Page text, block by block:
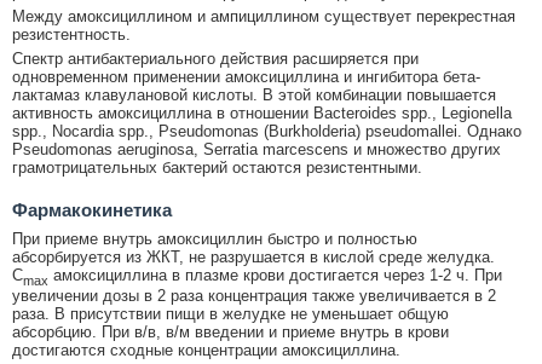
Между амоксициллином и ампициллином существует перекрестная
резистентность.
Спектр антибактериального действия расширяется при
одновременном применении амоксициллина и ингибитора бета-
лактамаз клавулановой кислоты. В этой комбинации повышается
активность амоксициллина в отношении Bacteroides spp., Legionella
spp., Nocardia spp., Pseudomonas (Burkholderia) pseudomallei. Однако
Pseudomonas aeruginosa, Serratia marcescens и множество других
грамотрицательных бактерий остаются резистентными.
Фармакокинетика
При приеме внутрь амоксициллин быстро и полностью
абсорбируется из ЖКТ, не разрушается в кислой среде желудка.
Cmax амоксициллина в плазме крови достигается через 1-2 ч. При
увеличении дозы в 2 раза концентрация также увеличивается в 2
раза. В присутствии пищи в желудке не уменьшает общую
абсорбцию. При в/в, в/м введении и приеме внутрь в крови
достигаются сходные концентрации амоксициллина.